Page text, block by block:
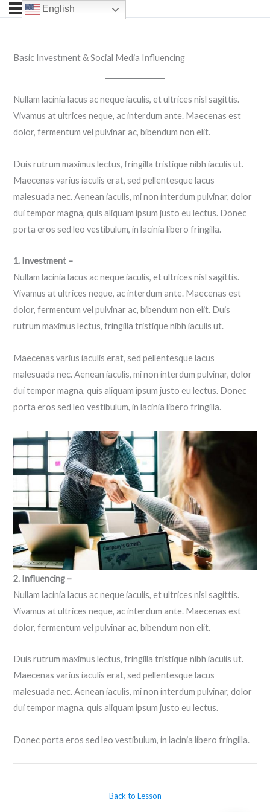
Basic Investment & Social Media Influencing
Nullam lacinia lacus ac neque iaculis, et ultrices nisl sagittis.
Vivamus at ultrices neque, ac interdum ante. Maecenas est
dolor, fermentum vel pulvinar ac, bibendum non elit.
Duis rutrum maximus lectus, fringilla tristique nibh iaculis ut.
Maecenas varius iaculis erat, sed pellentesque lacus
malesuada nec. Aenean iaculis, mi non interdum pulvinar, dolor
dui tempor magna, quis aliquam ipsum justo eu lectus. Donec
porta eros sed leo vestibulum, in lacinia libero fringilla.
1. Investment –
Nullam lacinia lacus ac neque iaculis, et ultrices nisl sagittis.
Vivamus at ultrices neque, ac interdum ante. Maecenas est
dolor, fermentum vel pulvinar ac, bibendum non elit. Duis
rutrum maximus lectus, fringilla tristique nibh iaculis ut.
Maecenas varius iaculis erat, sed pellentesque lacus
malesuada nec. Aenean iaculis, mi non interdum pulvinar, dolor
dui tempor magna, quis aliquam ipsum justo eu lectus. Donec
porta eros sed leo vestibulum, in lacinia libero fringilla.
2. Influencing –
Nullam lacinia lacus ac neque iaculis, et ultrices nisl sagittis.
Vivamus at ultrices neque, ac interdum ante. Maecenas est
dolor, fermentum vel pulvinar ac, bibendum non elit.
Duis rutrum maximus lectus, fringilla tristique nibh iaculis ut.
Maecenas varius iaculis erat, sed pellentesque lacus
malesuada nec. Aenean iaculis, mi non interdum pulvinar, dolor
dui tempor magna, quis aliquam ipsum justo eu lectus.
Donec porta eros sed leo vestibulum, in lacinia libero fringilla.
Back to Lesson
English